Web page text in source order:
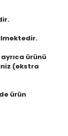
ürünü
(ekstra
ürün